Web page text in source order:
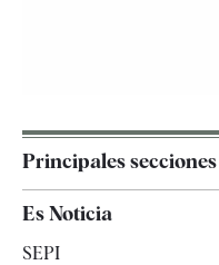
Principales secciones
España
Es Noticia
SEPI